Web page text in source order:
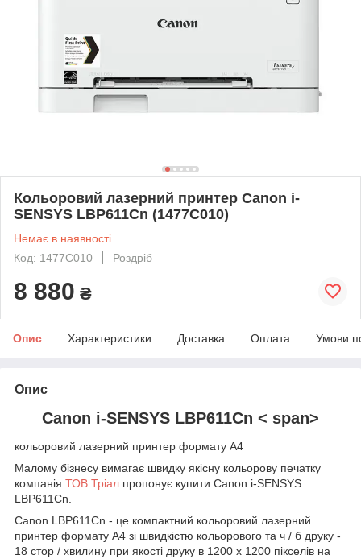
Кольоровий лазерний принтер Canon i-
SENSYS LBP611Cn (1477C010)
Немає в наявності
Код: 1477C010
Роздріб
8 880 ₴
Опис Характеристики Доставка Оплата Умови
Опис
Canon i-SENSYS LBP611Cn < span>
кольоровий лазерний принтер формату A4
Малому бізнесу вимагає швидку якісну кольорову печатку
компанія ТОВ Тріал пропонує купити Canon i-SENSYS
LBP611Cn.
Canon LBP611Cn - це компактний кольоровий лазерний
принтер формату А4 зі швидкістю кольорового та ч / б друку -
18 стор / хвилину при якості друку в 1200 x 1200 пікселів на